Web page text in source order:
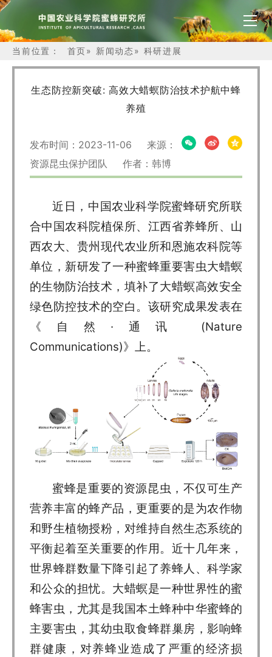
当前位置： 首页» 新闻动态» 科研进展
生态防控新突破: 高效大蜡螟防治技术护航中蜂
养殖
发布时间：2023-11-06 来源：
资源昆虫保护团队 作者：韩博
近日，中国农业科学院蜜蜂研究所联
合中国农科院植保所、江西省养蜂所、山
西农大、贵州现代农业所和恩施农科院等
单位，新研发了一种蜜蜂重要害虫大蜡螟
的生物防治技术，填补了大蜡螟高效安全
绿色防控技术的空白。该研究成果发表在
《自然·通讯 (Nature
Communications)》上。
蜜蜂是重要的资源昆虫，不仅可生产
营养丰富的蜂产品，更重要的是为农作物
和野生植物授粉，对维持自然生态系统的
平衡起着至关重要的作用。近十几年来，
世界蜂群数量下降引起了养蜂人、科学家
和公众的担忧。大蜡螟是一种世界性的蜜
蜂害虫，尤其是我国本土蜂种中华蜜蜂的
主要害虫，其幼虫取食蜂群巢房，影响蜂
群健康，对养蜂业造成了严重的经济损